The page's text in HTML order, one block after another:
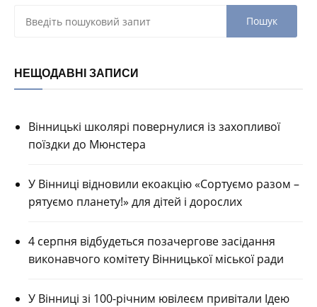
НЕЩОДАВНІ ЗАПИСИ
Вінницькі школярі повернулися із захопливої
поїздки до Мюнстера
У Вінниці відновили екоакцію «Сортуємо разом –
рятуємо планету!» для дітей і дорослих
4 серпня відбудеться позачергове засідання
виконавчого комітету Вінницької міської ради
У Вінниці зі 100-річним ювілеєм привітали Ідею